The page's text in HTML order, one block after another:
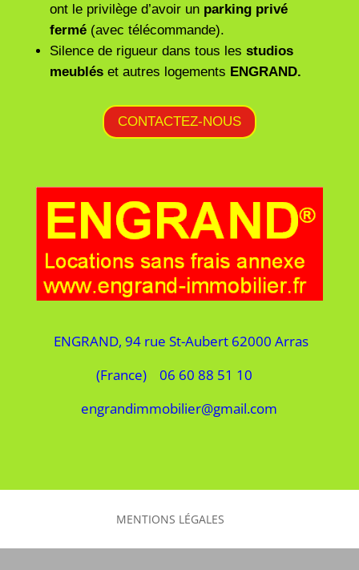
ont le privilège d’avoir un parking privé
fermé(avec télécommande).
Silence de rigueur dans tous les studios
meubléset autres logements ENGRAND.
CONTACTEZ-NOUS
ENGRAND, 94 rue St-Aubert 62000 Arras
(France) 06 60 88 51 10
engrandimmobilier@gmail.com
MENTIONS LÉGALES